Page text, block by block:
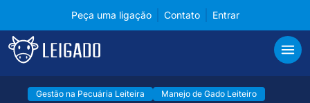
Cases de tecnologia em gerenciamento para
Peça uma ligação Contato Entrar
Leigado
Gestão na Pecuária Leiteira Manejo de Gado Leiteiro